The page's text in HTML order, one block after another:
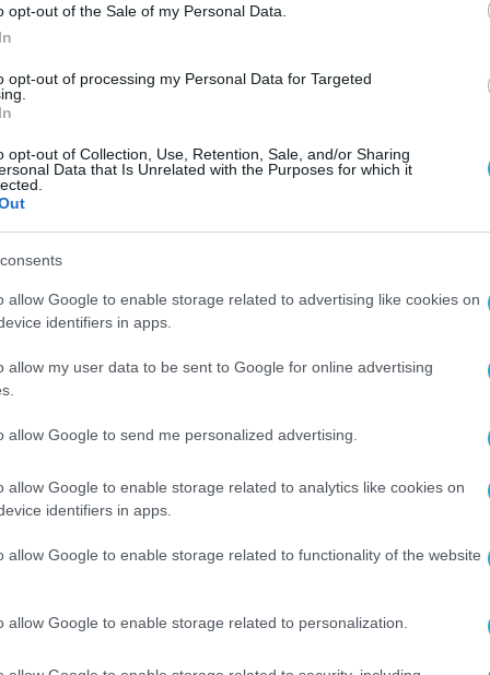
opt-out of the Sale of my Personal Data.
opt-out of processing my Personal Data for Targeted
opt-out of Collection, Use, Retention, Sale, and/or Sharing
Data that Is Unrelated with the Purposes for which it
allow Google to enable storage related to advertising like cookies on
identifiers in apps.
allow my user data to be sent to Google for online advertising
allow Google to send me personalized advertising.
allow Google to enable storage related to analytics like cookies on
identifiers in apps.
allow Google to enable storage related to functionality of the website
allow Google to enable storage related to personalization.
και 200 ΤΟΜΑ BMP-3 σχηματίζουν μια
επίθεση του Σαββάτου προς Κυριακή
drones, πυραύλων cruise
τακτικών πυραύλων.
Kharkiv, Mykolaiv, Zhytomyr καιTernopil.
χρησιμοποιεί τώρα
εκδόσεις των drones Geran-2
επιτρέπει να αναπτύσσουν ταχύτητα
ικανότητα.
την πολυπλοκότητα της επίθεσης,οι
ψεύτικους στόχους και οι